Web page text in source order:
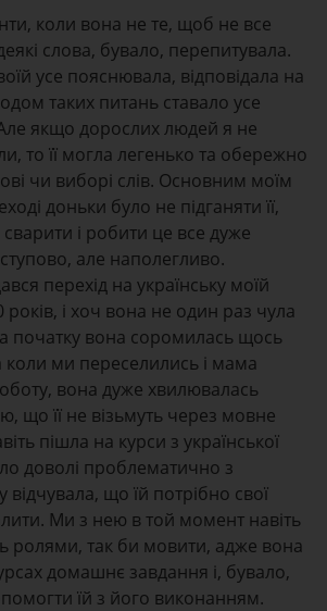
коли вона не те, щоб не все
слова, бувало, перепитувала.
усе пояснювала, відповідала на
таких питань ставало усе
якщо дорослих людей я не
то її могла легенько та обережно
чи виборі слів. Основним моїм
доньки було не підганяти її,
і робити це все дуже
але наполегливо.
перехід на українську моїй
років, і хоч вона не один раз чула
початку вона соромилась щось
коли ми переселились і мама
вона дуже хвилювалась
що її не візьмуть через мовне
пішла на курси з української
доволі проблематично з
що їй потрібно свої
Ми з нею в той момент навіть
ролями, так би мовити, адже вона
домашнє завдання і, бувало,
їй з його виконанням.